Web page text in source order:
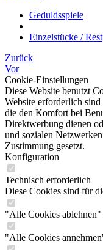
Geduldsspiele
Einzelstücke /
Zurück
Vor
Cookie-Einstellungen
Diese Website benutzt
Website erforderlich
die den Komfort bei
Direktwerbung dienen
und sozialen
Zustimmung gesetzt.
Konfiguration
Technisch erforderlich
Diese Cookies sind für
"Alle Cookies
"Alle Cookies